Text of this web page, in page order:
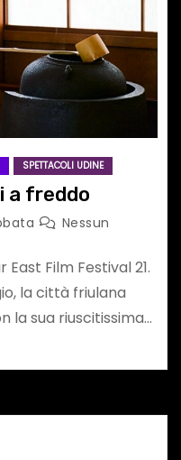
SPETTACOLI UDINE
a freddo
Nessun
East Film Festival 21.
la città friulana
la sua riuscitissima…